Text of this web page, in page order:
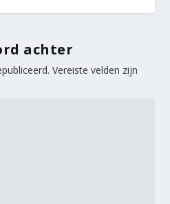
achter
Vereiste velden zijn